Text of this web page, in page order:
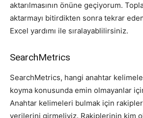
aktarılmasının önüne geçiyorum.
aktarmayı bitirdikten sonra tekrar
Excel yardımı ile sıralayablilirsiniz.
SearchMetrics
SearchMetrics, hangi anahtar
koyma konusunda emin olmayanlar
Anahtar kelimeleri bulmak için
verilerini girmeliyiz. Rakiplerinin kim